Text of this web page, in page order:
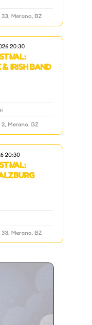
Merano, BZ
20:30
IRISH BAND
Merano, BZ
20:30
Merano, BZ